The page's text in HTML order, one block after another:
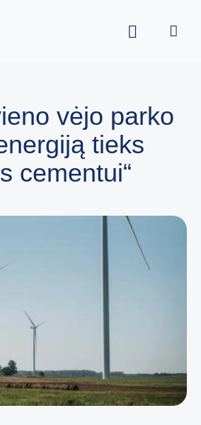
vėjo parko
tieks
cementui“